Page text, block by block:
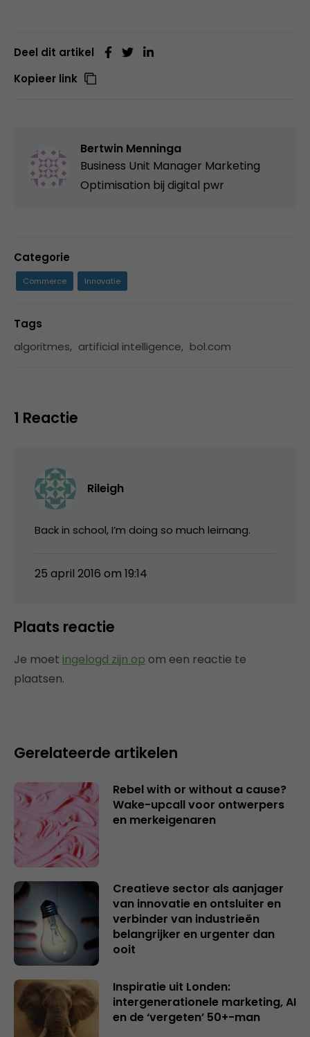
Deel dit artikel
Kopieer link
Bertwin Menninga
Business Unit Manager Marketing
Optimisation bij digital pwr
Categorie
Commerce Innovatie
Tags
algoritmes, artificial intelligence, bol.com
1 Reactie
Rileigh
Back in school, I’m doing so much leirnang.
25 april 2016 om 19:14
Plaats reactie
Je moet ingelogd zijn op om een reactie te
plaatsen.
Gerelateerde artikelen
Rebel with or without a cause?
Wake-upcall voor ontwerpers
en merkeigenaren
Creatieve sector als aanjager
van innovatie en ontsluiter en
verbinder van industrieën
belangrijker en urgenter dan
ooit
Inspiratie uit Londen:
intergenerationele marketing, AI
en de ‘vergeten’ 50+-man